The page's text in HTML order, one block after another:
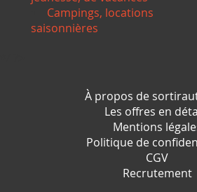
Campings, locations
saisonnières
À propos de
Les offres en
Mentions
Politique de
CGV
Recrutement